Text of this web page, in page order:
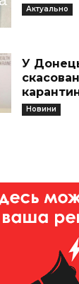
Актуально
У
Новини